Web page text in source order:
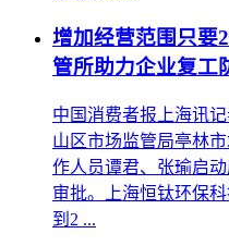
增加经营范围只要
管所助力企业复工
中国消费者报上海讯
山区市场监管局亭林
作人员谭君、张瑜启
审批。上海恒钛环保
到2 ...